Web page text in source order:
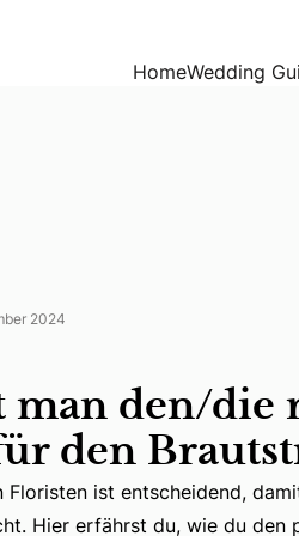
n FloristIn für den
HomeWedding
2024
man den/die
den
Floristen ist entscheidend,
Floristen ist entscheidend,
Hier erfährst du, wie du den